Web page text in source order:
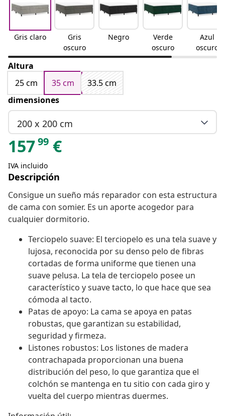
Gris claro
Gris
oscuro
Negro
Verde
oscuro
Azul
oscuro
Altura
25 cm
35 cm
33.5 cm
dimensiones
200 x 200 cm
15799 €
IVA incluido
Descripción
Consigue un sueño más reparador con esta estructura
de cama con somier. Es un aporte acogedor para
cualquier dormitorio.
Terciopelo suave: El terciopelo es una tela suave y
lujosa, reconocida por su denso pelo de fibras
cortadas de forma uniforme que tienen una
suave pelusa. La tela de terciopelo posee un
característico y suave tacto, lo que hace que sea
cómoda al tacto.
Patas de apoyo: La cama se apoya en patas
robustas, que garantizan su estabilidad,
seguridad y firmeza.
Listones robustos: Los listones de madera
contrachapada proporcionan una buena
distribución del peso, lo que garantiza que el
colchón se mantenga en tu sitio con cada giro y
vuelta del cuerpo mientras duermes.